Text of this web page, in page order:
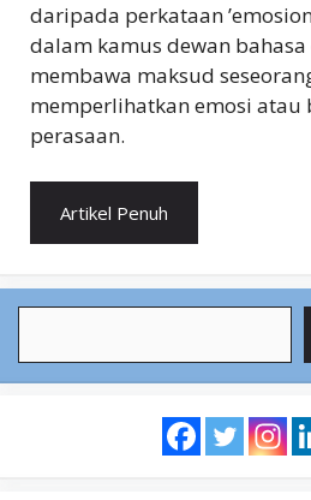
daripada perkataan
dalam kamus dewan
membawa maksud
memperlihatkan emosi
perasaan.
Artikel Penuh